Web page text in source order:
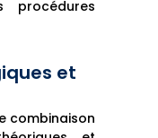
et
combinaison